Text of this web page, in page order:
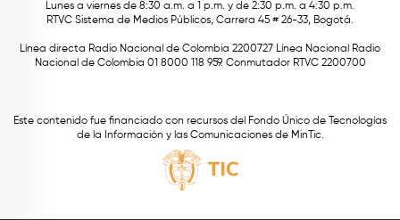
Lunes a viernes de 8:30 a.m. a 1 p.m. y de 2:30 p.m. a 4:30 p.m.
RTVC Sistema de Medios Públicos, Carrera 45 # 26-33, Bogotá.
Línea directa Radio Nacional de Colombia 2200727 Línea Nacional Radio
Nacional de Colombia 01 8000 118 959. Conmutador RTVC 2200700
Este contenido fue financiado con recursos del Fondo Único de Tecnologías
de la Información y las Comunicaciones de MinTic.